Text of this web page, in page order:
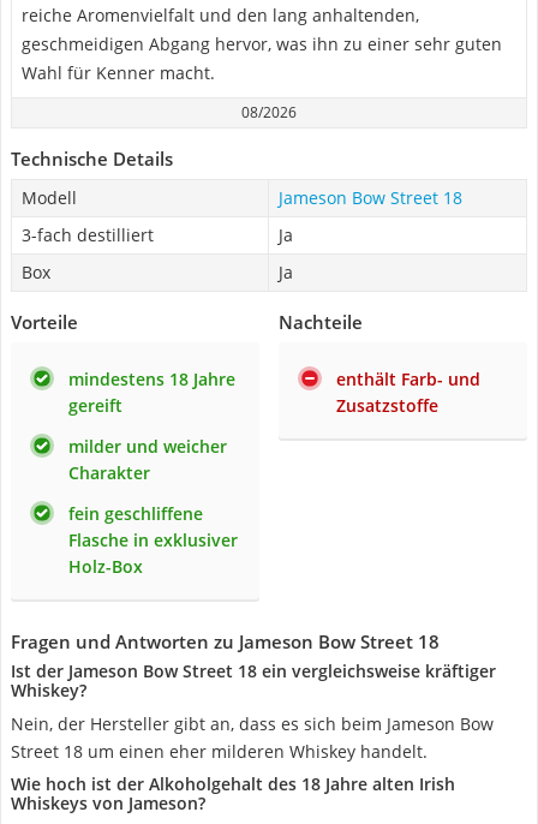
reiche Aromenvielfalt und den lang anhaltenden,
geschmeidigen Abgang hervor, was ihn zu einer sehr guten
Wahl für Kenner macht.
08/2026
Technische Details
Modell
Jameson Bow Street 18
3-fach destilliert
Ja
Box
Ja
Vorteile
mindestens 18 Jahre
gereift
milder und weicher
Charakter
fein geschliffene
Flasche in exklusiver
Holz-Box
Nachteile
enthält Farb- und
Zusatzstoffe
Fragen und Antworten zu Jameson Bow Street 18
Ist der Jameson Bow Street 18 ein vergleichsweise kräftiger
Whiskey?
Nein, der Hersteller gibt an, dass es sich beim Jameson Bow
Street 18 um einen eher milderen Whiskey handelt.
Wie hoch ist der Alkoholgehalt des 18 Jahre alten Irish
Whiskeys von Jameson?